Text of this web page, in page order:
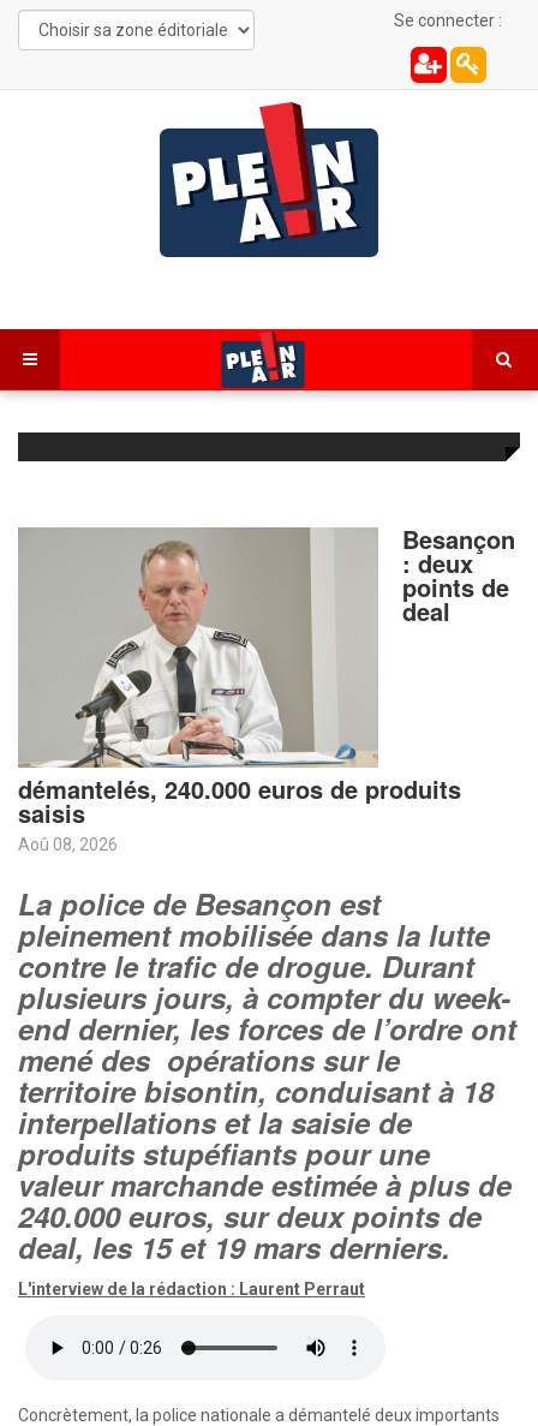
Se connecter :
Besançon
: deux
points de
deal
démantelés, 240.000 euros de produits
saisis
Aoû 08, 2026
La police de Besançon est
pleinement mobilisée dans la lutte
contre le trafic de drogue. Durant
plusieurs jours, à compter du week-
end dernier, les forces de l’ordre ont
mené des opérations sur le
territoire bisontin, conduisant à 18
interpellations et la saisie de
produits stupéfiants pour une
valeur marchande estimée à plus de
240.000 euros, sur deux points de
deal, les 15 et 19 mars derniers.
L'interview de la rédaction : Laurent Perraut
Concrètement, la police nationale a démantelé deux importants